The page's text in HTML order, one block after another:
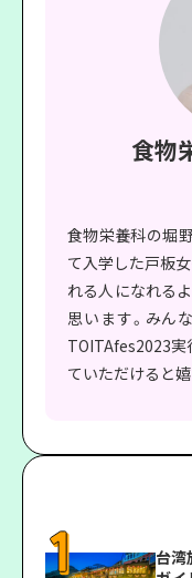
食物
食物栄養科の堀
て入学した戸板
れる人になれる
思います。みん
TOITAfes2023実
ていただけると嬉
台湾